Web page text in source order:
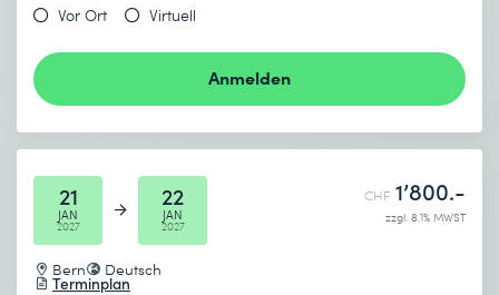
Vor Ort Virtuell
Anmelden
21
JAN
2027
22
JAN
2027
Bern Deutsch
Terminplan
CHF 1’800.-
zzgl. 8.1% MWST